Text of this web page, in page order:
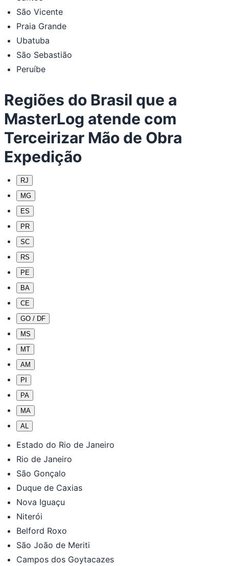
São Vicente
Praia Grande
Ubatuba
São Sebastião
Peruíbe
Regiões do Brasil que a
MasterLog atende com
Terceirizar Mão de Obra
Expedição
RJ
MG
ES
PR
SC
RS
PE
BA
CE
GO / DF
MS
MT
AM
PI
PA
MA
AL
Estado do Rio de Janeiro
Rio de Janeiro
São Gonçalo
Duque de Caxias
Nova Iguaçu
Niterói
Belford Roxo
São João de Meriti
Campos dos Goytacazes